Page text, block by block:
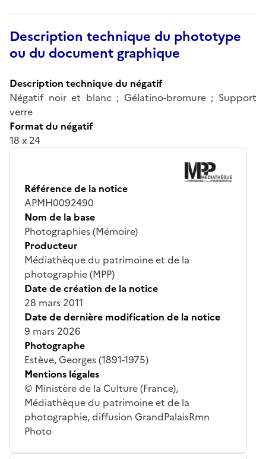
Description technique du phototype
ou du document graphique
Description technique du négatif
Négatif noir et blanc ; Gélatino-bromure ; Support
verre
Format du négatif
18 x 24
Référence de la notice
APMH0092490
Nom de la base
Photographies (Mémoire)
Producteur
Médiathèque du patrimoine et de la
photographie (MPP)
Date de création de la notice
28 mars 2011
Date de dernière modification de la notice
9 mars 2026
Photographe
Estève, Georges (1891-1975)
Mentions légales
© Ministère de la Culture (France),
Médiathèque du patrimoine et de la
photographie, diffusion GrandPalaisRmn
Photo